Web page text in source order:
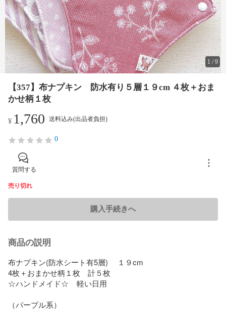
1 /9
【357】布ナプキン 防水有り５層１９cm ４枚＋おま
かせ柄１枚
¥ 1,760 送料込み(出品者負担)
0
質問する
売り切れ
購入手続きへ
商品の説明
布ナプキン(防水シート有5層) 　１９cm
4枚＋おまかせ柄１枚　計５枚
☆ハンドメイド☆    軽い日用
（パープル系）